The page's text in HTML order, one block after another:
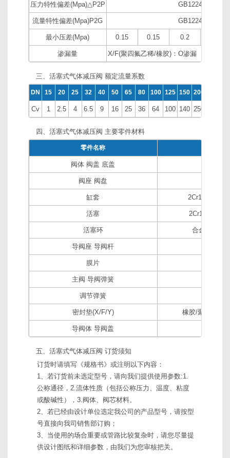
压力特性偏差(Mpa)△P2P GB12246-1989
流量特性偏差(Mpa)P2G GB12246-1989
最小压差(Mpa) 0.15 0.15 0.2
渗漏量
三、活塞式气体减压阀 额定流量系数
DN 15 20 25 32 40 50 65 80 100 125 150 200
Cv 1 2.5 4 6.5 9 16 25 36 64 100 140 250
四、活塞式气体减压阀 主要零件材料
零件名称
阀体 阀盖 底盖
阀座 阀盘
缸套 2Cr13/25(镀
活塞 2Cr13/铜合
活塞环 合金铸铁/对
导阀座 导阀杆
膜片
主阀 导阀弹簧
调节弹簧
密封垫(X/F/Y) 橡胶/聚四氟乙
导阀体 导阀盖
五、活塞式气体减压阀 订货须知
订货时请填写《规格书》或注明以下内容：
1、若订货前未选定型号，请向我们提供使用参数:1.
公称通径，2.流体性质（包括公称压力、温度、粘度
或酸碱性），3.阀体、阀芯材料。
2、若已经由设计单位选定我公司的产品型号，请按型
号直接向我司销售部订购；
3、当使用的场合重要或管路比较复杂时，请您尽量提
供设计图纸和详细参数，由我们为您审核把关。